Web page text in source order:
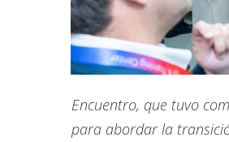
Encuentro, que tuvo
para abordar la